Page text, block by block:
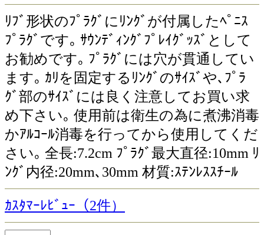
ﾘﾌﾞ形状のﾌﾟﾗｸﾞにﾘﾝｸﾞが付属したﾍﾟﾆｽ
ﾌﾟﾗｸﾞです｡ ｻｳﾝﾃﾞｨﾝｸﾞﾌﾟﾚｲｸﾞｯｽﾞとして
お勧めです｡ ﾌﾟﾗｸﾞには穴が貫通してい
ます｡ ｶﾘを固定するﾘﾝｸﾞのｻｲｽﾞや､ﾌﾟﾗ
ｸﾞ部のｻｲｽﾞには良く注意してお買い求
め下さい｡ 使用前は衛生の為に煮沸消毒
かｱﾙｺｰﾙ消毒を行ってから使用してくだ
さい｡ 全長:7.2cm ﾌﾟﾗｸﾞ最大直径:10mm ﾘ
ﾝｸﾞ内径:20mm､30mm 材質:ｽﾃﾝﾚｽｽﾁｰﾙ
ｶｽﾀﾏｰﾚﾋﾞｭｰ（2件）